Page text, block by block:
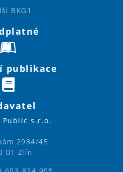
BKG1
publikace
Public s.r.o.
2984/45
01 Zlín